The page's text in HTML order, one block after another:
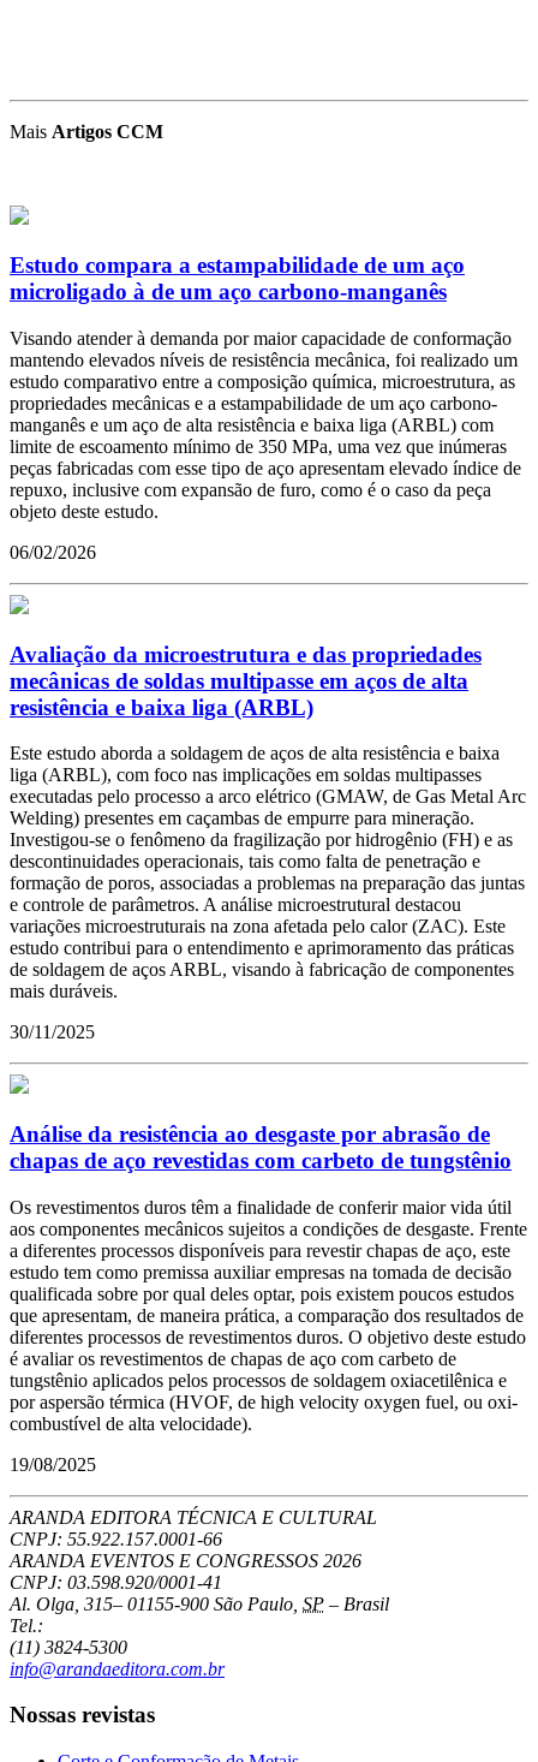
Mais Artigos CCM
Estudo compara a estampabilidade de um aço
microligado à de um aço carbono-manganês
Visando atender à demanda por maior capacidade de conformação
mantendo elevados níveis de resistência mecânica, foi realizado um
estudo comparativo entre a composição química, microestrutura, as
propriedades mecânicas e a estampabilidade de um aço carbono-
manganês e um aço de alta resistência e baixa liga (ARBL) com
limite de escoamento mínimo de 350 MPa, uma vez que inúmeras
peças fabricadas com esse tipo de aço apresentam elevado índice de
repuxo, inclusive com expansão de furo, como é o caso da peça
objeto deste estudo.
06/02/2026
Avaliação da microestrutura e das propriedades
mecânicas de soldas multipasse em aços de alta
resistência e baixa liga (ARBL)
Este estudo aborda a soldagem de aços de alta resistência e baixa
liga (ARBL), com foco nas implicações em soldas multipasses
executadas pelo processo a arco elétrico (GMAW, de Gas Metal Arc
Welding) presentes em caçambas de empurre para mineração.
Investigou-se o fenômeno da fragilização por hidrogênio (FH) e as
descontinuidades operacionais, tais como falta de penetração e
formação de poros, associadas a problemas na preparação das juntas
e controle de parâmetros. A análise microestrutural destacou
variações microestruturais na zona afetada pelo calor (ZAC). Este
estudo contribui para o entendimento e aprimoramento das práticas
de soldagem de aços ARBL, visando à fabricação de componentes
mais duráveis.
30/11/2025
Análise da resistência ao desgaste por abrasão de
chapas de aço revestidas com carbeto de tungstênio
Os revestimentos duros têm a finalidade de conferir maior vida útil
aos componentes mecânicos sujeitos a condições de desgaste. Frente
a diferentes processos disponíveis para revestir chapas de aço, este
estudo tem como premissa auxiliar empresas na tomada de decisão
qualificada sobre por qual deles optar, pois existem poucos estudos
que apresentam, de maneira prática, a comparação dos resultados de
diferentes processos de revestimentos duros. O objetivo deste estudo
é avaliar os revestimentos de chapas de aço com carbeto de
tungstênio aplicados pelos processos de soldagem oxiacetilênica e
por aspersão térmica (HVOF, de high velocity oxygen fuel, ou oxi-
combustível de alta velocidade).
19/08/2025
ARANDA EDITORA TÉCNICA E CULTURAL
CNPJ: 55.922.157.0001-66
ARANDA EVENTOS E CONGRESSOS 2026
CNPJ: 03.598.920/0001-41
Al. Olga, 315– 01155-900 São Paulo SP – Brasil
Tel.:
(11) 3824-5300
info@arandaeditora.com.br
Nossas revistas